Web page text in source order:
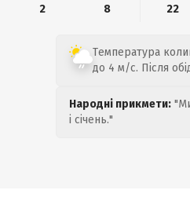
2
8 22
Температура
до 4 м/с. Після
Народні прикмети:
і січень."